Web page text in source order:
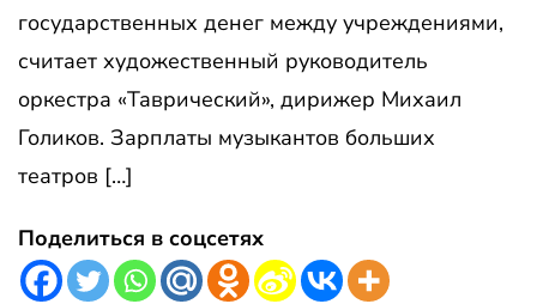
государственных денег между учреждениями,
считает художественный руководитель
оркестра «Таврический», дирижер Михаил
Голиков. Зарплаты музыкантов больших
театров […]
Поделиться в соцсетях